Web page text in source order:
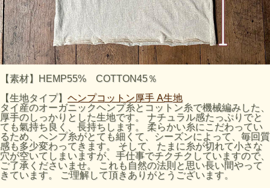
【素材】HEMP55% COTTON45％
【生地タイプ】 ヘンプコットン厚手 A生地
タイ産のオーガニックヘンプ糸とコットン糸で機械編みした、
厚手のしっかりとした生地です。 ナチュラル感たっぷりでと
ても氣持ち良く、長持ちします。 柔らかい糸にこだわってい
るため、ヘンプ糸がとても細くて、シーズンによって、毎回質
感も多少変わってきます。 そして、たまに糸が切れて小さな
穴が空いてしまいますが、手仕事でチクチクしていますので、
ご了承くださいませ。 これも自然の法則と思い長い間やって
きています。 ご理解して頂きありがとうございます。